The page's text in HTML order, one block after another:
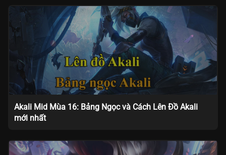
Akali Mid Mùa 16: Bảng Ngọc và Cách Lên Đồ Akali
mới nhất